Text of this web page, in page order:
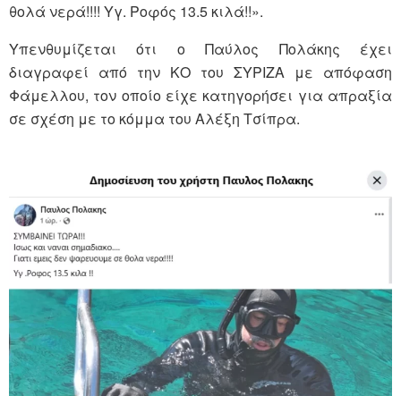
θολά νερά!!!! Υγ. Ροφός 13.5 κιλά!!».
Υπενθυμίζεται ότι ο Παύλος Πολάκης έχει
διαγραφεί από την ΚΟ του ΣΥΡΙΖΑ με απόφαση
Φάμελλου, τον οποίο είχε κατηγορήσει για απραξία
σε σχέση με το κόμμα του Αλέξη Τσίπρα.